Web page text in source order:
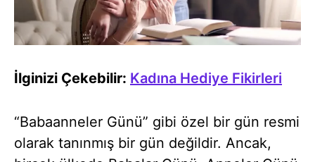
İlginizi Çekebilir: Kadına Hediye Fikirleri
“Babaanneler Günü” gibi özel bir gün resmi
olarak tanınmış bir gün değildir. Ancak,